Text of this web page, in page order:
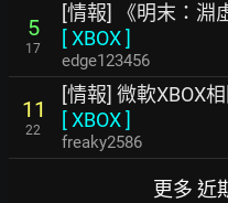
5
17
[情報] 《明末：淵
[XBOX]
edge123456
11
22
[情報] 微軟XBOX
[XBOX]
freaky2586
更多 近